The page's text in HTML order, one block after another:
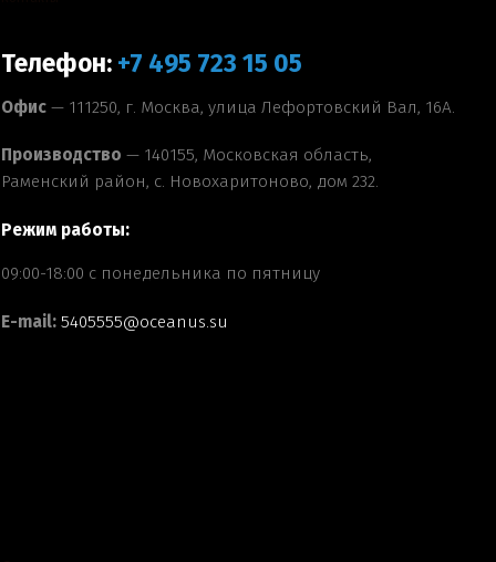
Телефон: +7 495 723 15 05
Офис — 111250, г. Москва, улица Лефортовский Вал, 16А.
Производство — 140155, Московская область,
Раменский район, с. Новохаритоново, дом 232.
Режим работы:
09:00-18:00 с понедельника по пятницу
E-mail: 5405555@oceanus.su